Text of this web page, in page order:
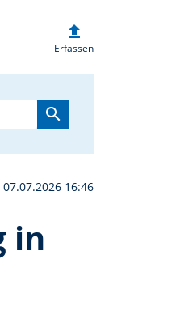
upload
Erfassen
search
16:46
in